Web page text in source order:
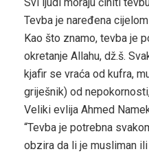
Tevba je naređena
Kao što znamo, tevba je
okretanje Allahu, dž.š.
kjafir se vraća od kufra,
griješnik) od
Veliki evlija Ahmed
“Tevba je potrebna
obzira da li je musliman